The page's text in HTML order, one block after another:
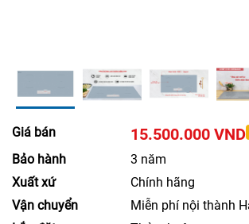
Giá bán 15.500.000 VND
Bảo hành
3 năm
Xuất xứ
Chính hãng
Vận chuyển
Miễn phí nội thành